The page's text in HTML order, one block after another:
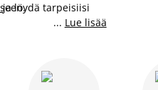
ja löydä tarpeisiisi
... Lue lisää